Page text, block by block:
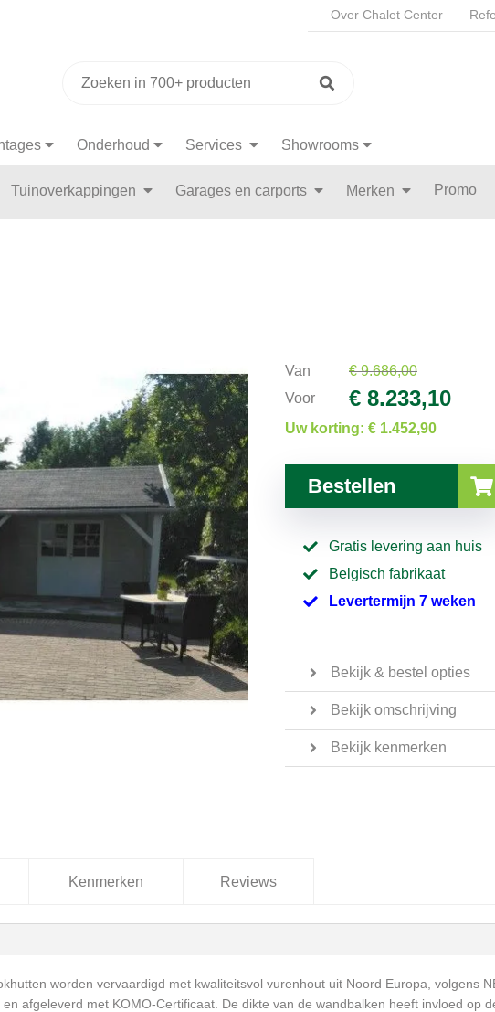
Over Chalet Center
Onderhoud Services Showrooms
Tuinoverkappingen Garages en carports Merken Promo
Van
€ 9.686,00
Voor
€ 8.233,10
Uw korting: € 1.452,90
Bestellen
Gratis levering aan huis
Belgisch fabrikaat
Levertermijn 7 weken
Bekijk & bestel opties
Bekijk omschrijving
Bekijk kenmerken
Kenmerken Reviews
worden vervaardigd met kwaliteitsvol vurenhout uit Noord Europa, volgens
afgeleverd met KOMO-Certificaat. De dikte van de wandbalken heeft invloed op